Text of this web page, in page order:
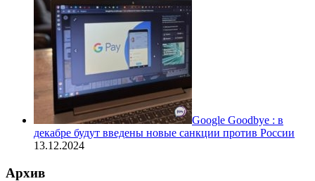
Google Goodbye : в
декабре будут введены новые санкции против России
13.12.2024
Архив